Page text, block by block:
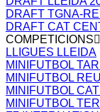
DRAFT TGNA-
DRAFT CAT
COMPETICIONS
LLIGUES LLEIDA
MINIFUTBOL
MINIFUTBOL
MINIFUTBOL
MINIFUTBOL